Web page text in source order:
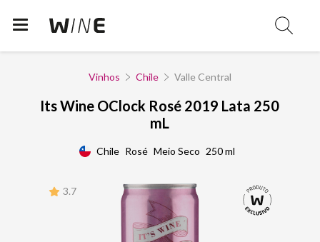
Vinhos Chile Valle Central
Its Wine OClock Rosé 2019 Lata 250
mL
Chile Rosé Meio Seco 250 ml
3.7